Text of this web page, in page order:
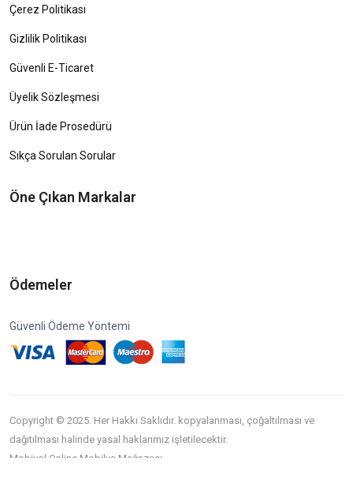
Çerez Politikası
Gizlilik Politikası
Güvenli E-Ticaret
Üyelik Sözleşmesi
Ürün İade Prosedürü
Sıkça Sorulan Sorular
Öne Çıkan Markalar
Ödemeler
Güvenli Ödeme Yöntemi
Copyright © 2025. Her Hakkı Saklıdır. kopyalanması, çoğaltılması ve
dağıtılması halinde yasal haklarımız işletilecektir.
Mobiyol Online Mobilya Mağazası